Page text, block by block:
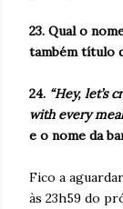
23. Qual o
também título
24. “Hey, let’s
with every
e o nome da
Fico a
às 23h59 do